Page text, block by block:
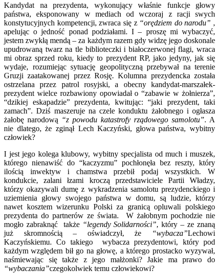
Kandydat na prezydenta, wykonujący właśnie funkcje głowy
państwa, eksponowany w mediach od wczoraj z racji swych
konstytucyjnych kompetencji, zwraca się z “orędziem do narodu” ,
apelując o jedność ponad podziałami. I – proszę mi wybaczyć,
jestem zwykłą mendą – za każdym razem gdy widzę jego doskonale
upudrowaną twarz na tle biblioteczki i białoczerwonej flagi, wraca
mi obraz sprzed roku, kiedy to prezydent RP, jako jedyny, jak się
wydaje, rozumiejąc sytuację geopolityczną przebywał na terenie
Gruzji zaatakowanej przez Rosję. Kolumna prezydencka została
ostrzelana przez patrol rosyjski, a obecny kandydat-marszałek-
prezydent wielce rozbawiony opowiadał o “zabawie w żołnierza”,
“dzikiej eskapadzie” prezydenta, kwitując: “jaki prezydent, taki
zamach”. Dziś maszeruje na czele konduktu żałobnego i ogłasza
żałobę narodową “z powodu katastrofy rządowego samolotu”. A
nie dlatego, że zginął Lech Kaczyński, głowa państwa, wybitny
człowiek?
I jest jego kolega klubowy, wybitny specjalista od much i muszek,
którego nienawiść do “kaczyzmu” pochłonęła bez reszty, który
ilością inwektyw i chamstwa przebił podaj wszystkich. W
kondukcie, zalani łzami kroczą przedstawiciele Partii Władzy,
którzy okazywali dumę z wykradzenia samolotu prezydenckiego i
uziemienia głowy swojego państwa w domu, są ludzie, którzy
nawet kosztem wizerunku Polski za granicą opluwali polskiego
prezydenta do partnerów ze świata. W żałobnym pochodzie nie
mogło zabraknąć także “legendy Solidarności”, który – ze znaną
już skromnością – oświadczył, że
“wybacza”Lechowi
Kaczyńskiemu. Co takiego wybacza prezydentowi, który pod
każdym względem bił go na głowę, a którego prostacko wyzywał,
naśmiewając się także z jego małżonki? Jakie ma prawo do
“wybaczania”czegokolwiek temu człowiekowi?